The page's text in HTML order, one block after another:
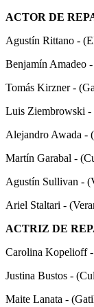
ACTOR DE
Agustín Rittano -
Benjamín Amadeo
Tomás Kirzner -
Luis Ziembrowski -
Alejandro Awada -
Martín Garabal -
Agustín Sullivan -
Ariel Staltari -
ACTRIZ DE
Carolina Kopelioff
Justina Bustos -
Maite Lanata -